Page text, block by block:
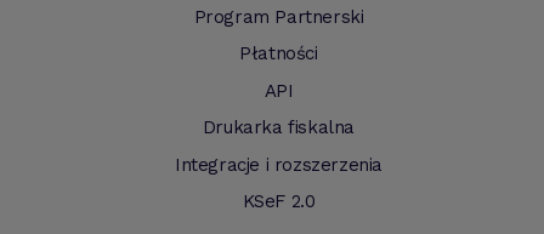
Program Partnerski
Płatności
API
Drukarka fiskalna
Integracje i rozszerzenia
KSeF 2.0